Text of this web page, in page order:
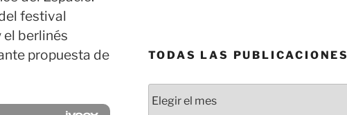
festival
el berlinés
propuesta de
TODAS LAS PUBLICACIONES
las